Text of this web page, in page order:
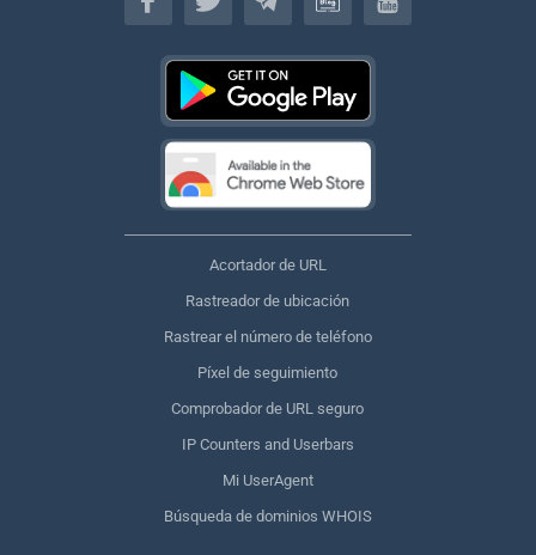
Acortador de URL
Rastreador de ubicación
Rastrear el número de teléfono
Píxel de seguimiento
Comprobador de URL seguro
IP Counters and Userbars
Mi UserAgent
Búsqueda de dominios WHOIS